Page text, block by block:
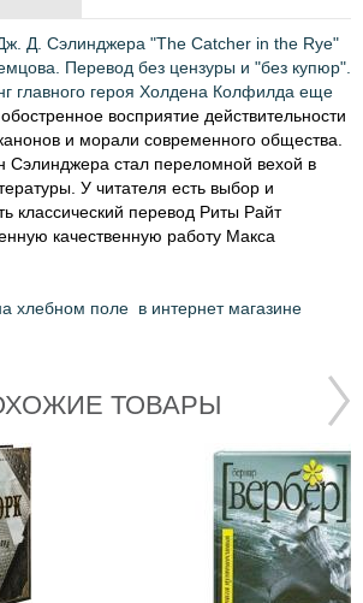
Д. Сэлинджера "The Catcher in the Rye"
Перевод без цензуры и "без купюр".
главного героя Холдена Колфилда еще
восприятие действительности
и морали современного общества.
Сэлинджера стал переломной вехой в
У читателя есть выбор и
классический перевод Риты Райт
качественную работу Макса
хлебном поле в интернет магазине
ТОВАРЫ